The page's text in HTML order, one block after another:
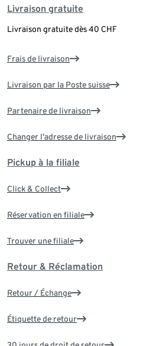
Livraison gratuite
Livraison gratuite dès 40 CHF
Frais de livraison
Livraison par la Poste suisse
Partenaire de livraison
Changer l'adresse de livraison
Pickup à la filiale
Click & Collect
Réservation en filiale
Trouver une filiale
Retour & Réclamation
Retour / Échange
Étiquette de retour